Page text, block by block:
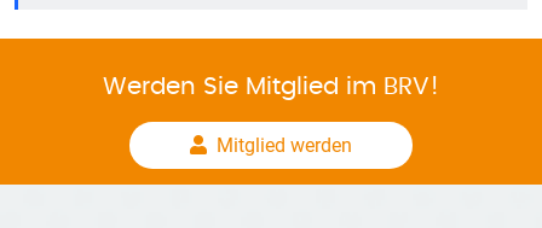
Werden Sie Mitglied im BRV!
Mitglied werden